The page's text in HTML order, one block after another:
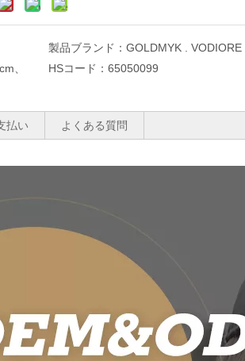
製品ブランド： GOLDMYK . VODIORE
、
HSコード： 65050099
払い よくある質問